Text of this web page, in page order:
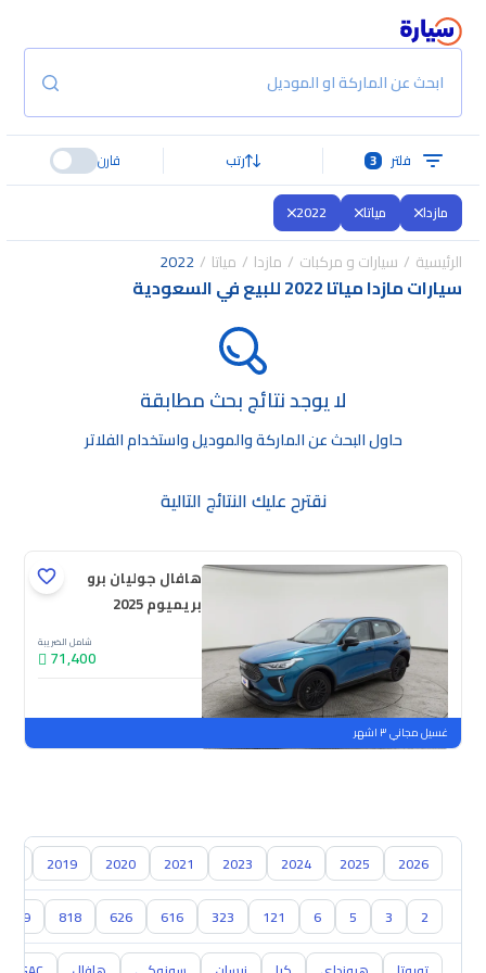
ابحث عن الماركة او الموديل
فلتر 3 رتب قارن
مازدا مياتا 2022
الرئيسية سيارات و مركبات مازدا مياتا 2022
سيارات مازدا مياتا 2022 للبيع في السعودية
لا يوجد نتائج بحث مطابقة
حاول البحث عن الماركة والموديل واستخدام الفلاتر
نقترح عليك النتائج التالية
هافال جوليان برو
بريميوم 2025
شامل الضريبة
71,400
جديدة
ملوحة
غسيل مجاني ٣ اشهر
2026
2025
2024
2023
2021
2020
2019
2
3
5
6
121
323
616
626
818
929